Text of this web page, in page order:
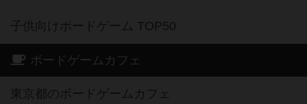
子供向けボードゲーム TOP50
ボードゲームカフェ
東京都のボードゲームカフェ